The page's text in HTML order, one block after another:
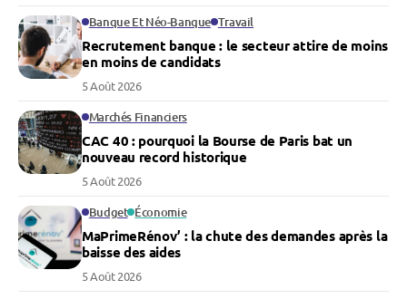
Banque Et Néo-Banque Travail
Recrutement banque : le secteur attire de moins
en moins de candidats
5 Août 2026
Marchés Financiers
CAC 40 : pourquoi la Bourse de Paris bat un
nouveau record historique
5 Août 2026
Budget Économie
MaPrimeRénov’ : la chute des demandes après la
baisse des aides
5 Août 2026